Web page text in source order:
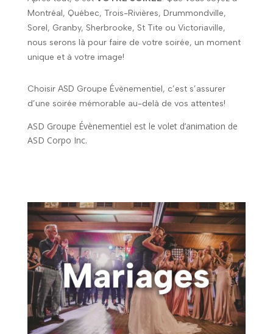
Montréal, Québec, Trois-Rivières, Drummondville,
Sorel, Granby, Sherbrooke, St Tite ou Victoriaville,
nous serons là pour faire de votre soirée, un moment
unique et à votre image!
Choisir ASD Groupe Évènementiel, c’est s’assurer
d’une soirée mémorable au-delà de vos attentes!
ASD Groupe Évènementiel est le volet d’animation de
ASD Corpo Inc.